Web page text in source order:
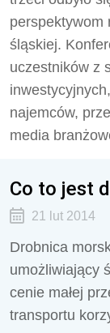
perspektywom
śląskiej.
uczestników z
najemców,
media
Co to jest
21 lut 2014
Drobnica
umożliwiający
cenie małej
transportu